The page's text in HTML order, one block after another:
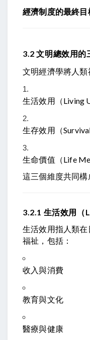
經濟制度的最終目
3.2 文明總效用的
文明經濟學將人類
生活效用（Living
生存效用（
生命價值（Life
這三個維度共同構
3.2.1 生活效用（
生活效用指人類
福祉，包括：
收入與消費
教育與文化
醫療與健康